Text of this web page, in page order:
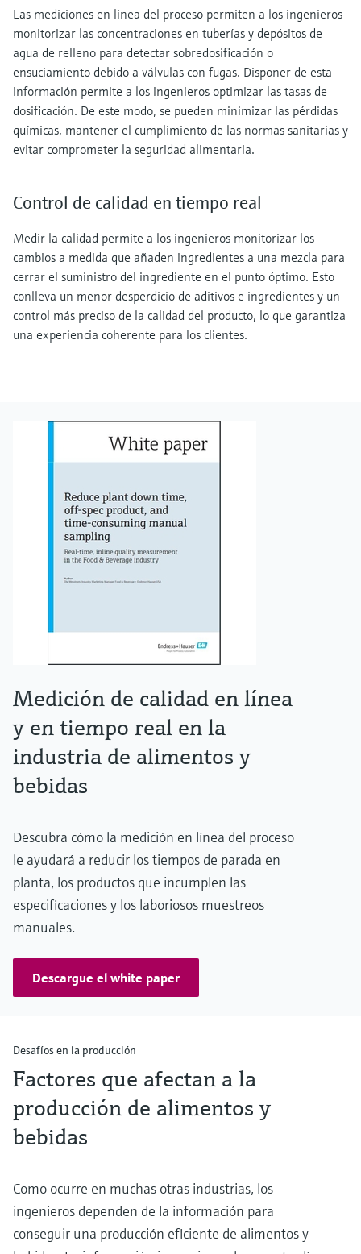
Las mediciones en línea del proceso permiten a los ingenieros
monitorizar las concentraciones en tuberías y depósitos de
agua de relleno para detectar sobredosificación o
ensuciamiento debido a válvulas con fugas. Disponer de esta
información permite a los ingenieros optimizar las tasas de
dosificación. De este modo, se pueden minimizar las pérdidas
químicas, mantener el cumplimiento de las normas sanitarias y
evitar comprometer la seguridad alimentaria.
Control de calidad en tiempo real
Medir la calidad permite a los ingenieros monitorizar los
cambios a medida que añaden ingredientes a una mezcla para
cerrar el suministro del ingrediente en el punto óptimo. Esto
conlleva un menor desperdicio de aditivos e ingredientes y un
control más preciso de la calidad del producto, lo que garantiza
una experiencia coherente para los clientes.
Medición de calidad en línea
y en tiempo real en la
industria de alimentos y
bebidas
Descubra cómo la medición en línea del proceso
le ayudará a reducir los tiempos de parada en
planta, los productos que incumplen las
especificaciones y los laboriosos muestreos
manuales.
Descargue el white paper
Desafíos en la producción
Factores que afectan a la
producción de alimentos y
bebidas
Como ocurre en muchas otras industrias, los
ingenieros dependen de la información para
conseguir una producción eficiente de alimentos y